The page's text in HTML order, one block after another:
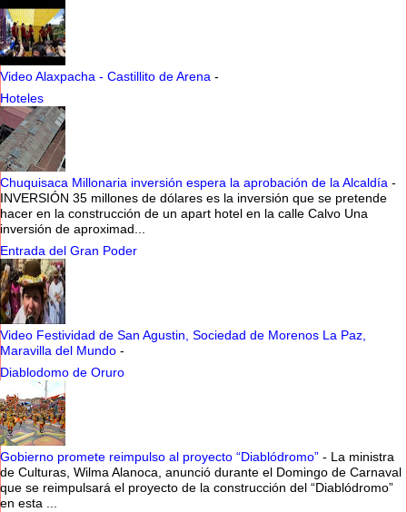
Video Alaxpacha - Castillito de Arena -
Hoteles
Chuquisaca Millonaria inversión espera la aprobación de la Alcaldía -
INVERSIÓN 35 millones de dólares es la inversión que se pretende
hacer en la construcción de un apart hotel en la calle Calvo Una
inversión de aproximad...
Entrada del Gran Poder
Video Festividad de San Agustin, Sociedad de Morenos La Paz,
Maravilla del Mundo -
Diablodomo de Oruro
Gobierno promete reimpulso al proyecto “Diablódromo” - La ministra
de Culturas, Wilma Alanoca, anunció durante el Domingo de Carnaval
que se reimpulsará el proyecto de la construcción del “Diablódromo”
en esta ...